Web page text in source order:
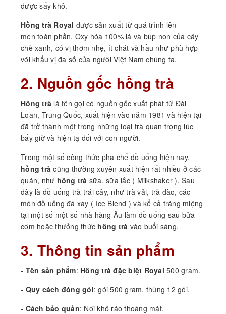
được sấy khô.
Hồng trà Royal được sản xuất từ quá trình lên
men toàn phần, Oxy hóa 100% lá và búp non của cây
chè xanh, có vị thơm nhẹ, ít chát và hầu như phù hợp
với khẩu vị đa số của người Việt Nam chúng ta.
2. Nguồn gốc hồng trà
Hồng trà là tên gọi có nguồn gốc xuất phát từ Đài
Loan, Trung Quốc, xuất hiện vào năm 1981 và hiện tại
đã trở thành một trong những loại trà quan trọng lúc
bấy giờ và hiện tạ đối với con người.
Trong một số công thức pha chế đồ uống hiện nay,
hồng trà cũng thường xuyên xuất hiện rất nhiều ở các
quán, như hồng trà sữa, sữa lắc ( Milkshaker ), Sau
đây là đồ uống trà trái cây, như trà vải, trà đào, các
món đồ uống đá xay ( Ice Blend ) và kể cả tráng miệng
tại một số một số nhà hàng Âu làm đồ uống sau bửa
cơm hoặc thưởng thức hồng trà vào buổi sáng.
3. Thông tin sản phẩm
- Tên sản phẩm: Hồng trà đặc biệt Royal 500 gram.
- Quy cách đóng gói: gói 500 gram, thùng 12 gói.
- Cách bảo quản: Nơi khô ráo thoáng mát.